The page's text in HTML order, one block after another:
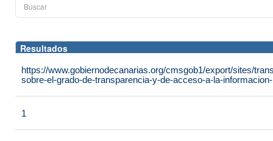
Resultados
https://www.gobiernodecanarias.org/cmsgob1/export/sites/
sobre-el-grado-de-transparencia-y-de-acceso-a-la-
1